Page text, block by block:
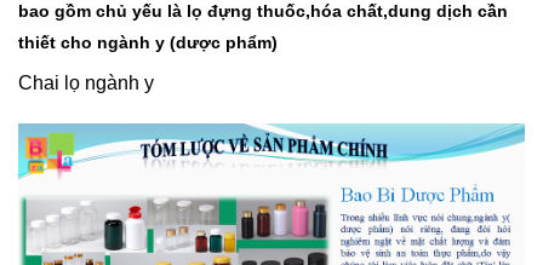
bao gồm chủ yếu là lọ đựng thuốc,hóa chất,dung dịch cần
thiết cho ngành y (dược phẩm)
Chai lọ ngành y